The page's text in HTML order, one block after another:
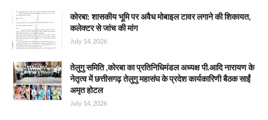
कोरबा: शासकीय भूमि पर अवैध मोबाइल टावर लगाने की शिकायत,
कलेक्टर से जांच की मांग
July 14, 2026
तेलुगु समिति ,कोरबा का प्रतिनिधिमंडल अध्यक्ष पी.आदि नारायण के
नेतृत्व में छत्तीसगढ़ तेलुगु महासंघ के प्रदेश कार्यकारिणी बैठक साईं
अमृत होटल
July 14, 2026